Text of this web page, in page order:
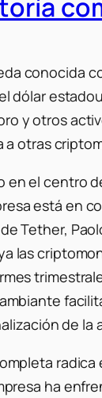
conocida
dólar
y otros
a otras
el centro
está en
de Tether,
las
de la
ha